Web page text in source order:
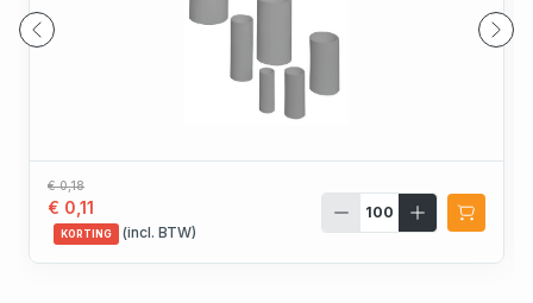
€ 0,18
€ 0,11
KORTING (incl. BTW)